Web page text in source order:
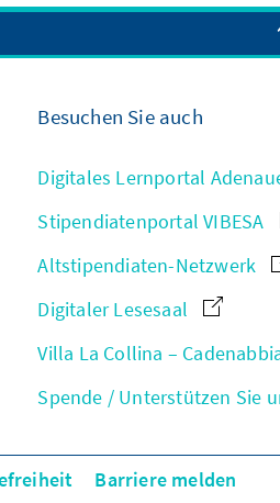
Besuchen Sie auch
Digitales Lernportal
Stipendiatenportal VIBESA
Altstipendiaten-Netzwerk
Digitaler Lesesaal
Villa La Collina –
Spende / Unterstützen Sie
Barriere melden